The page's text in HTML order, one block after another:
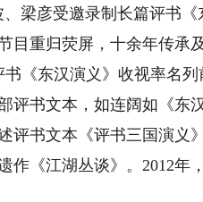
梁彦受邀录制长篇评书《
目重归荧屏，十余年传承
《东汉演义》收视率名
评书文本，如连阔如《东
评书文本《评书三国演义
作《江湖丛谈》。2012年